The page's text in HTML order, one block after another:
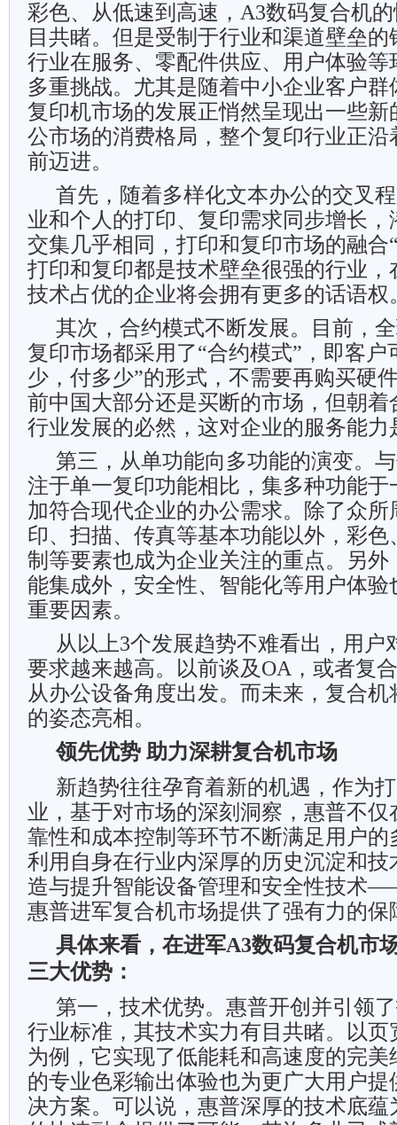
彩色、从低速到高速，A3数码复合机
目共睹。但是受制于行业和渠道壁垒
行业在服务、零配件供应、用户体验等
多重挑战。尤其是随着中小企业客户群
复印机市场的发展正悄然呈现出一些新
公市场的消费格局，整个复印行业正沿
前迈进。
首先，随着多样化文本办公的交叉
业和个人的打印、复印需求同步增长，
交集几乎相同，打印和复印市场的融合
打印和复印都是技术壁垒很强的行业，
技术占优的企业将会拥有更多的话语权
其次，合约模式不断发展。目前，
复印市场都采用了“合约模式”，即客户
少，付多少”的形式，不需要再购买硬
前中国大部分还是买断的市场，但朝着
行业发展的必然，这对企业的服务能力
第三，从单功能向多功能的演变。
注于单一复印功能相比，集多种功能于
加符合现代企业的办公需求。除了众所
印、扫描、传真等基本功能以外，彩色
制等要素也成为企业关注的重点。另外
能集成外，安全性、智能化等用户体验
重要因素。
从以上3个发展趋势不难看出，用户
要求越来越高。以前谈及OA，或者复
从办公设备角度出发。而未来，复合
的姿态亮相。
领先优势 助力深耕复合机市场
新趋势往往孕育着新的机遇，作为
业，基于对市场的深刻洞察，惠普不仅
靠性和成本控制等环节不断满足用户的
利用自身在行业内深厚的历史沉淀和技
造与提升智能设备管理和安全性技术
惠普进军复合机市场提供了强有力的保
具体来看，在进军A3数码复合机市
三大优势：
第一，技术优势。惠普开创并引领
行业标准，其技术实力有目共睹。以页
为例，它实现了低能耗和高速度的完美
的专业色彩输出体验也为更广大用户提
决方案。可以说，惠普深厚的技术底